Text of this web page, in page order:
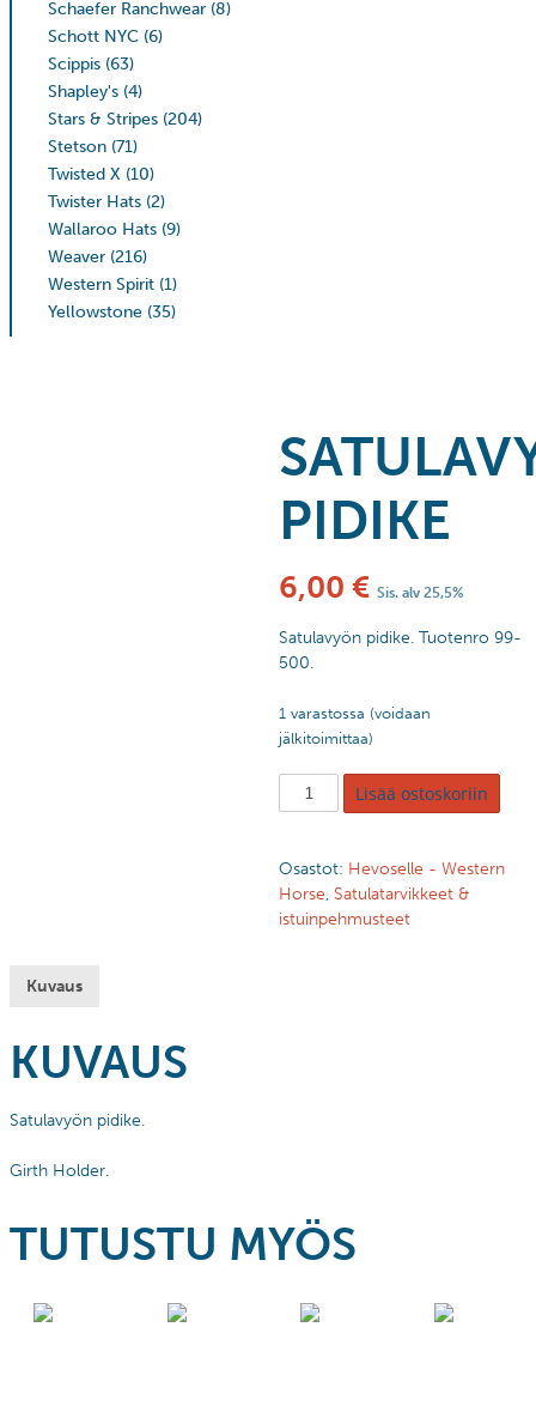
Schaefer Ranchwear (8)
Schott NYC (6)
Scippis (63)
Shapley's (4)
Stars & Stripes (204)
Stetson (71)
Twisted X (10)
Twister Hats (2)
Wallaroo Hats (9)
Weaver (216)
Western Spirit (1)
Yellowstone (35)
PIDIKE
6,00 € Sis. alv 25,5%
Satulavyön pidike. Tuotenro 99-
500.
1 varastossa (voidaan
jälkitoimittaa)
Lisää ostoskoriin
Osastot: Hevoselle - Western
Horse, Satulatarvikkeet &
istuinpehmusteet
Kuvaus
KUVAUS
Satulavyön pidike.
Girth Holder.
TUTUSTU MYÖS